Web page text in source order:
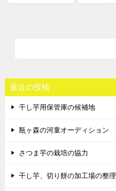
最近の投稿
干し芋用保管庫の候補地
瓶ヶ森の河童オーディション
さつま芋の栽培の協力
干し芋、切り餅の加工場の整理